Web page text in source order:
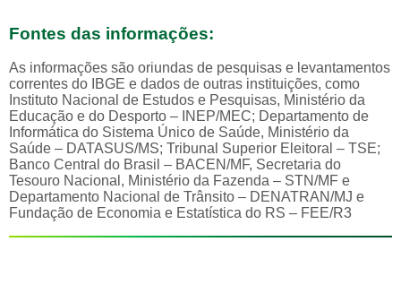
Fontes das informações:
As informações são oriundas de pesquisas e levantamentos
correntes do IBGE e dados de outras instituições, como
Instituto Nacional de Estudos e Pesquisas, Ministério da
Educação e do Desporto – INEP/MEC; Departamento de
Informática do Sistema Único de Saúde, Ministério da
Saúde – DATASUS/MS; Tribunal Superior Eleitoral – TSE;
Banco Central do Brasil – BACEN/MF, Secretaria do
Tesouro Nacional, Ministério da Fazenda – STN/MF e
Departamento Nacional de Trânsito – DENATRAN/MJ e
Fundação de Economia e Estatística do RS – FEE/R3